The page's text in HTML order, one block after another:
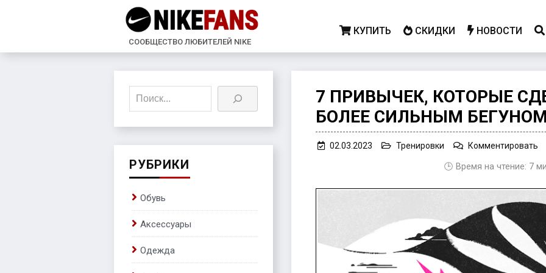
СООБЩЕСТВО ЛЮБИТЕЛЕЙ NIKE
КУПИТЬ СКИДКИ НОВОСТИ
7 ПРИВЫЧЕК, КОТОРЫЕ
БОЛЕЕ СИЛЬНЫМ БЕГУНОМ
02.03.2023 Тренировки Комментировать
🕒 Время на чтение: 7
Поиск
РУБРИКИ
Обувь
Аксессуары
Одежда